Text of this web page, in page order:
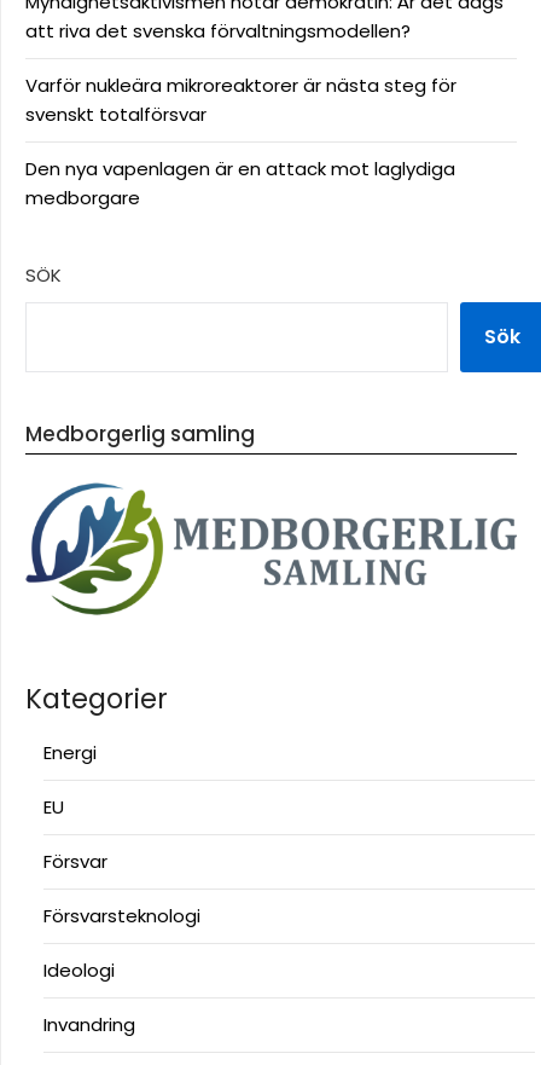
att riva det svenska förvaltningsmodellen?
Varför nukleära mikroreaktorer är nästa steg för
svenskt totalförsvar
Den nya vapenlagen är en attack mot laglydiga
medborgare
SÖK
Sök
Medborgerlig samling
Kategorier
Energi
EU
Försvar
Försvarsteknologi
Ideologi
Invandring